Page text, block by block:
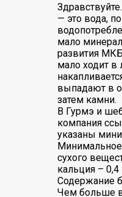
— это вода,
мало
развития
мало ходит в
выпадают в
затем камни.
В Гурмэ и
компания
указаны
Минимальное
сухого
кальция – 0,4
Содержание
Чем больше